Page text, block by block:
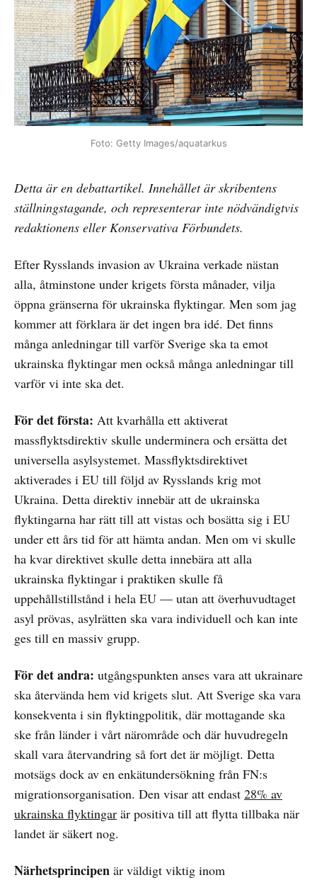
Foto: Getty Images/aquatarkus
Detta är en debattartikel. Innehållet är skribentens
ställningstagande, och representerar inte nödvändigtvis
redaktionens eller Konservativa Förbundets.
Efter Rysslands invasion av Ukraina verkade nästan
alla, åtminstone under krigets första månader, vilja
öppna gränserna för ukrainska flyktingar. Men som jag
kommer att förklara är det ingen bra idé. Det finns
många anledningar till varför Sverige ska ta emot
ukrainska flyktingar men också många anledningar till
varför vi inte ska det.
För det första: Att kvarhålla ett aktiverat
massflyktsdirektiv skulle underminera och ersätta det
universella asylsystemet. Massflyktsdirektivet
aktiverades i EU till följd av Rysslands krig mot
Ukraina. Detta direktiv innebär att de ukrainska
flyktingarna har rätt till att vistas och bosätta sig i EU
under ett års tid för att hämta andan. Men om vi skulle
ha kvar direktivet skulle detta innebära att alla
ukrainska flyktingar i praktiken skulle få
uppehållstillstånd i hela EU — utan att överhuvudtaget
asyl prövas, asylrätten ska vara individuell och kan inte
ges till en massiv grupp.
För det andra: utgångspunkten anses vara att ukrainare
ska återvända hem vid krigets slut. Att Sverige ska vara
konsekventa i sin flyktingpolitik, där mottagande ska
ske från länder i vårt närområde och där huvudregeln
skall vara återvandring så fort det är möjligt. Detta
motsägs dock av en enkätundersökning från FN:s
migrationsorganisation. Den visar att endast 28% av
ukrainska flyktingar är positiva till att flytta tillbaka när
landet är säkert nog.
Närhetsprincipen är väldigt viktig inom